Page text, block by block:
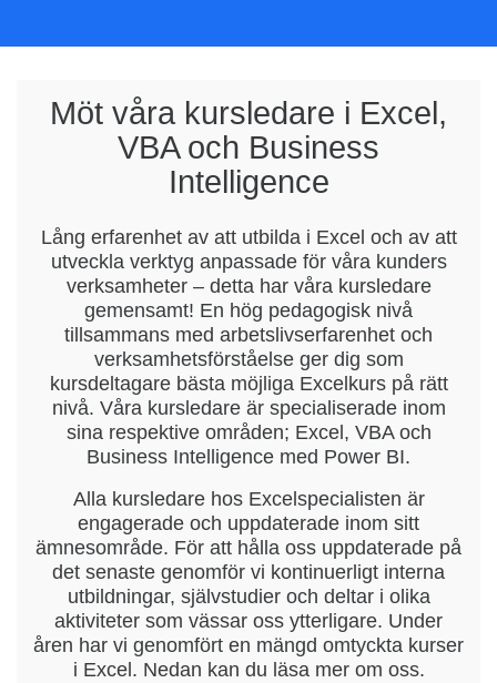
Möt våra kursledare i Excel,
VBA och Business
Intelligence
Lång erfarenhet av att utbilda i Excel och av att
utveckla verktyg anpassade för våra kunders
verksamheter – detta har våra kursledare
gemensamt! En hög pedagogisk nivå
tillsammans med arbetslivserfarenhet och
verksamhetsförståelse ger dig som
kursdeltagare bästa möjliga Excelkurs på rätt
nivå. Våra kursledare är specialiserade inom
sina respektive områden; Excel, VBA och
Business Intelligence med Power BI.
Alla kursledare hos Excelspecialisten är
engagerade och uppdaterade inom sitt
ämnesområde. För att hålla oss uppdaterade på
det senaste genomför vi kontinuerligt interna
utbildningar, självstudier och deltar i olika
aktiviteter som vässar oss ytterligare. Under
åren har vi genomfört en mängd omtyckta kurser
i Excel. Nedan kan du läsa mer om oss.